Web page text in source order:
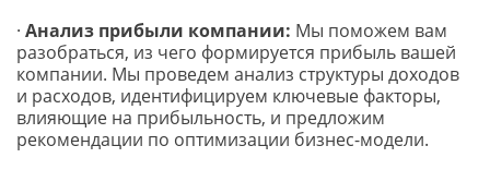
· Анализ прибыли компании: Мы поможем вам
разобраться, из чего формируется прибыль вашей
компании. Мы проведем анализ структуры доходов
и расходов, идентифицируем ключевые факторы,
влияющие на прибыльность, и предложим
рекомендации по оптимизации бизнес-модели.